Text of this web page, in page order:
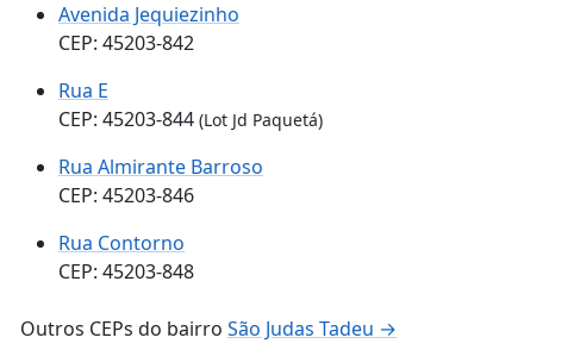
Avenida Jequiezinho
CEP: 45203-842
Rua E
CEP: 45203-844 (Lot Jd Paquetá)
Rua Almirante Barroso
CEP: 45203-846
Rua Contorno
CEP: 45203-848
Outros CEPs do bairro São Judas Tadeu →